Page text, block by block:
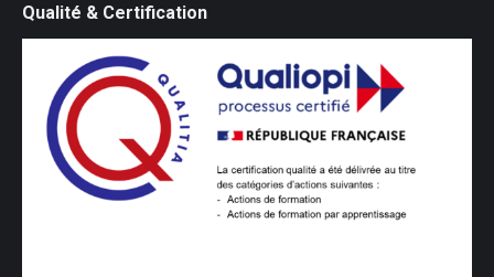
Qualité & Certification